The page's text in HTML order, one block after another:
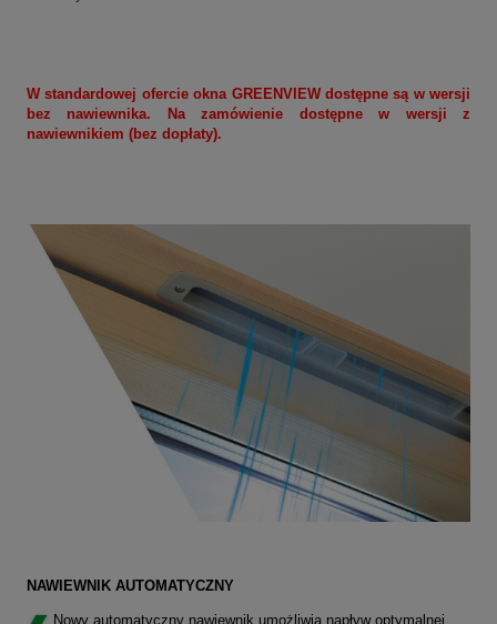
W standardowej ofercie okna GREENVIEWdostępne są w wersji
bez nawiewnika. Na zamówienie dostępne w wersji z
nawiewnikiem (bez dopłaty).
NAWIEWNIK AUTOMATYCZNY
Nowy automatyczny nawiewnik umożliwia napływ optymalnej